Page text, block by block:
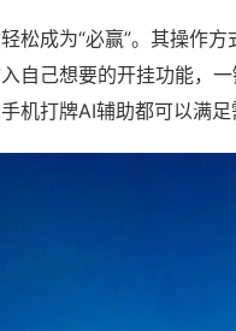
松成为“必赢”。其操作
自己想要的开挂功能，
机打牌AI辅助都可以满足